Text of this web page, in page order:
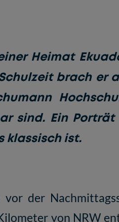
Heimat
brach er
sind. Ein Porträt
klassisch ist.
der
von NRW